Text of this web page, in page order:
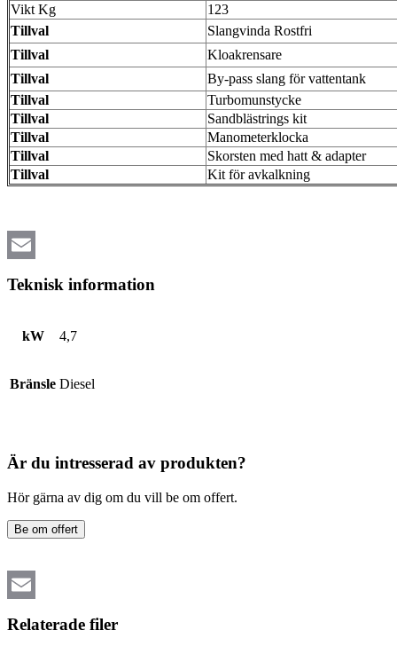
Vikt Kg
123
Tillval
Slangvinda Rostfri
Tillval
Kloakrensare
Tillval
By-pass slang för vattentank
Tillval
Turbomunstycke
Tillval
Sandblästrings kit
Tillval
Manometerklocka
Tillval
Skorsten med hatt & adapter
Tillval
Kit för avkalkning
Teknisk information
kW 4,7
Bränsle Diesel
Är du intresserad av produkten?
Hör gärna av dig om du vill be om offert.
Be om offert
Relaterade filer